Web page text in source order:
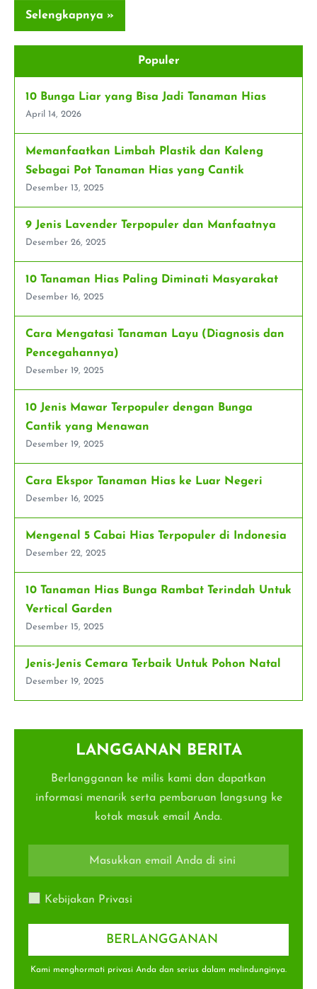
Selengkapnya »
15
Tanaman
yang
Membuat
Bunga
Terbaik
Populer
10 Bunga Liar yang Bisa Jadi Tanaman Hias
April 14, 2026
Memanfaatkan Limbah Plastik dan Kaleng
Sebagai Pot Tanaman Hias yang Cantik
Desember 13, 2025
9 Jenis Lavender Terpopuler dan Manfaatnya
Desember 26, 2025
10 Tanaman Hias Paling Diminati Masyarakat
Desember 16, 2025
Cara Mengatasi Tanaman Layu (Diagnosis dan
Pencegahannya)
Desember 19, 2025
10 Jenis Mawar Terpopuler dengan Bunga
Cantik yang Menawan
Desember 19, 2025
Cara Ekspor Tanaman Hias ke Luar Negeri
Desember 16, 2025
Mengenal 5 Cabai Hias Terpopuler di Indonesia
Desember 22, 2025
10 Tanaman Hias Bunga Rambat Terindah Untuk
Vertical Garden
Desember 15, 2025
Jenis-Jenis Cemara Terbaik Untuk Pohon Natal
Desember 19, 2025
LANGGANAN BERITA
Berlangganan ke milis kami dan dapatkan
informasi menarik serta pembaruan langsung ke
kotak masuk email Anda.
Kebijakan Privasi
Kami menghormati privasi Anda dan serius dalam melindunginya.